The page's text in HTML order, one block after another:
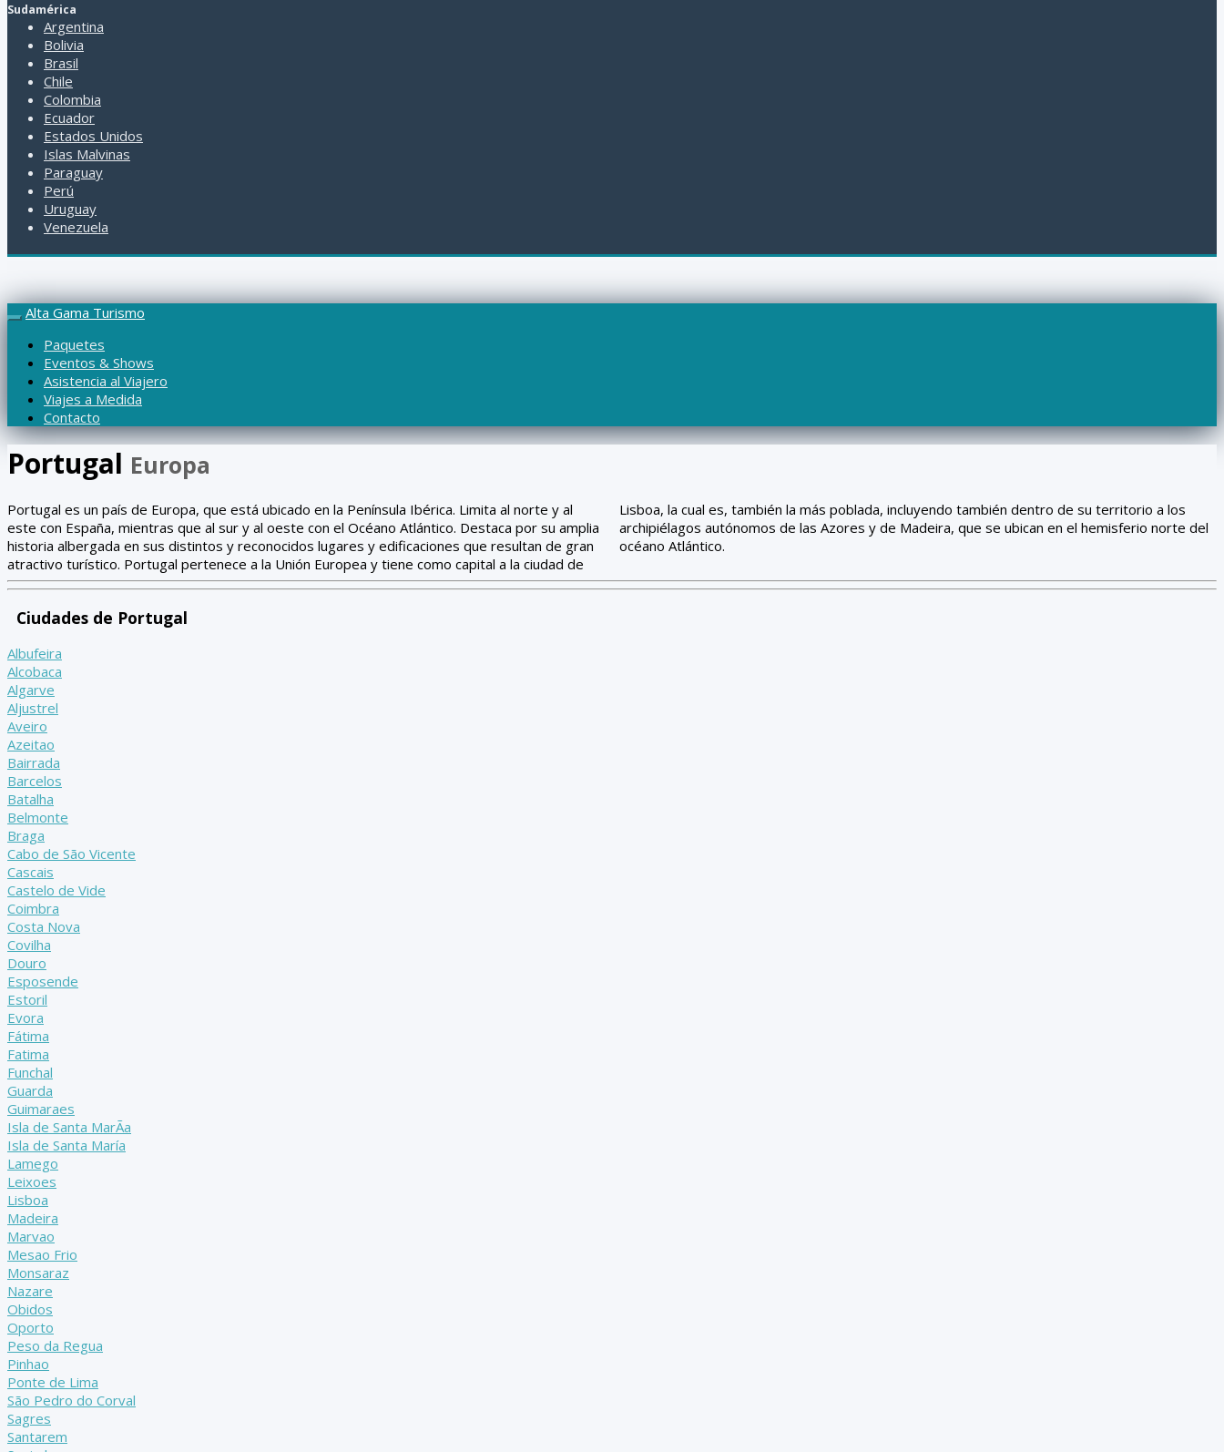
Sudamérica
Argentina
Bolivia
Brasil
Chile
Colombia
Ecuador
Estados Unidos
Islas Malvinas
Paraguay
Perú
Uruguay
Venezuela
Alta Gama Turismo
Paquetes
Eventos & Shows
Asistencia al Viajero
Viajes a Medida
Contacto
Portugal Europa
Portugal es un país de Europa, que está ubicado en la Península Ibérica. Limita al norte y al
este con España, mientras que al sur y al oeste con el Océano Atlántico. Destaca por su amplia
historia albergada en sus distintos y reconocidos lugares y edificaciones que resultan de gran
atractivo turístico. Portugal pertenece a la Unión Europea y tiene como capital a la ciudad de
Lisboa, la cual es, también la más poblada, incluyendo también dentro de su territorio a los
archipiélagos autónomos de las Azores y de Madeira, que se ubican en el hemisferio norte del
océano Atlántico.
Ciudades de Portugal
Albufeira
Alcobaca
Algarve
Aljustrel
Aveiro
Azeitao
Bairrada
Barcelos
Batalha
Belmonte
Braga
Cabo de São Vicente
Cascais
Castelo de Vide
Coimbra
Costa Nova
Covilha
Douro
Esposende
Estoril
Evora
Fátima
Fatima
Funchal
Guarda
Guimaraes
Isla de Santa MarÃ­a
Isla de Santa María
Lamego
Leixoes
Lisboa
Madeira
Marvao
Mesao Frio
Monsaraz
Nazare
Obidos
Oporto
Peso da Regua
Pinhao
Ponte de Lima
São Pedro do Corval
Sagres
Santarem